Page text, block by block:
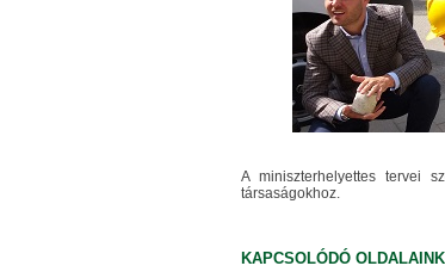
A miniszterhelyettes tervei
társaságokhoz.
KAPCSOLÓDÓ OLDALAINK